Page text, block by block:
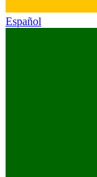
Español